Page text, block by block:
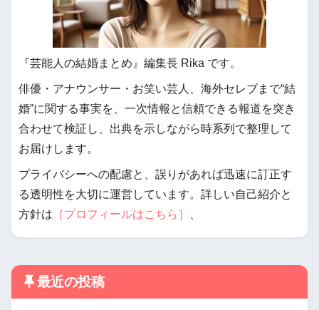
『芸能人の結婚まとめ』編集長 Rika です。
俳優・アナウンサー・お笑い芸人、海外セレブまで“結
婚”に関する事実を、一次情報と信頼できる報道を突き
合わせて検証し、出典を示しながら時系列で整理して
お届けします。
プライバシーへの配慮と、誤りがあれば迅速に訂正す
る透明性を大切に運営しています。詳しい自己紹介と
方針は ［プロフィールはこちら］
最近の投稿